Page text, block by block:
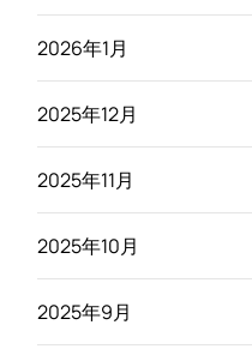
2026年1月
2025年12月
2025年11月
2025年10月
2025年9月